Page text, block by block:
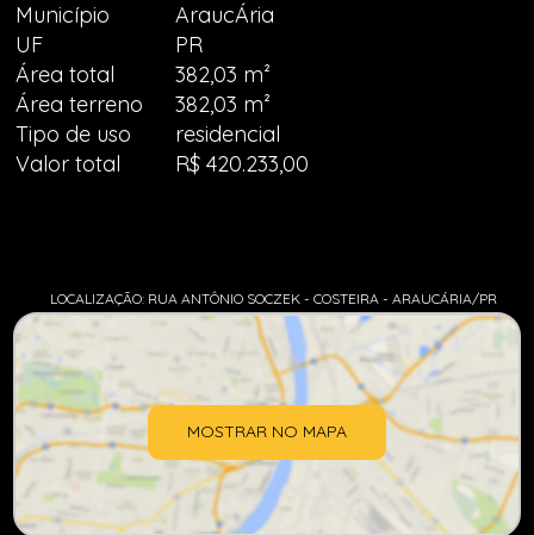
Município
AraucÁria
UF
PR
Área total
382,03 m²
Área terreno
382,03 m²
Tipo de uso
residencial
Valor total
R$ 420.233,00
LOCALIZAÇÃO: RUA ANTÔNIO SOCZEK - COSTEIRA - ARAUCÁRIA/PR
MOSTRAR NO MAPA